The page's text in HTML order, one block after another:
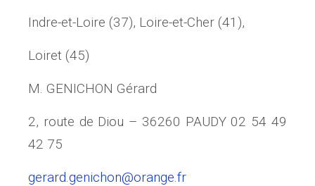
Indre-et-Loire (37), Loire-et-Cher (41),
Loiret (45)
M. GENICHON Gérard
2, route de Diou – 36260 PAUDY 02 54 49
42 75
gerard.genichon@orange.fr